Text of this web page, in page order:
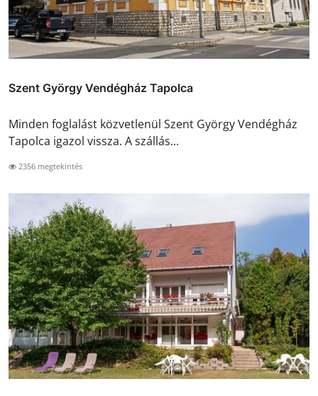
Szent György Vendégház Tapolca
Minden foglalást közvetlenül Szent György Vendégház
Tapolca igazol vissza. A szállás...
2356 megtekintés